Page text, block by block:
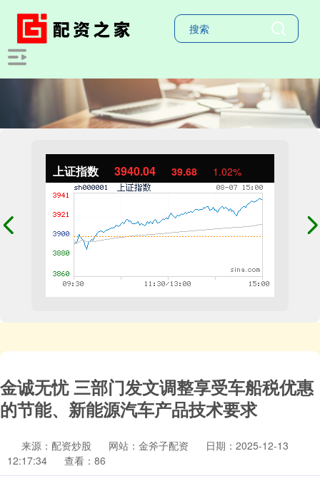
上证指数 3940.04 39.68 1.02%
金诚无忧 三部门发文调整享受车船税优惠
的节能、新能源汽车产品技术要求
来源：配资炒股 网站：金斧子配资
日期：2025-12-13
12:17:34
查看：86